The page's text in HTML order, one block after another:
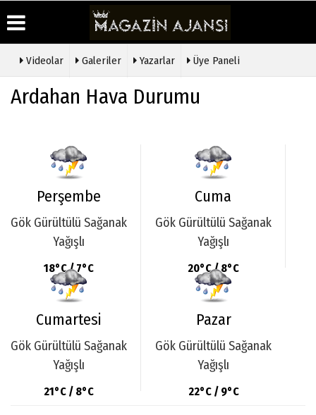
Üye Paneli
Haber
Arşivi
Günün
Haberleri
Durumu
Yazarları
Galeri
Etkinlikler
Videolar Galeriler Yazarlar Üye Paneli
Ardahan Hava Durumu
Perşembe
Gök Gürültülü Sağanak
Yağışlı
18°C / 7°C
Cuma
Gök Gürültülü Sağanak
Yağışlı
20°C / 8°C
Cumartesi
Gök Gürültülü Sağanak
Yağışlı
21°C / 8°C
Pazar
Gök Gürültülü Sağanak
Yağışlı
22°C / 9°C